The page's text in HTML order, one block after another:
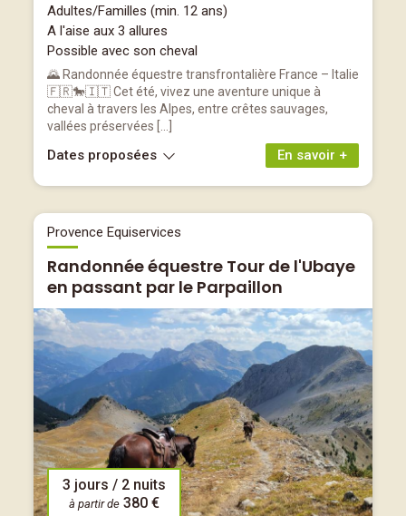
Adultes/Familles (min. 12 ans)
A l'aise aux 3 allures
Possible avec son cheval
🌄 Randonnée équestre transfrontalière France – Italie
🇫🇷🐎🇮🇹 Cet été, vivez une aventure unique à
cheval à travers les Alpes, entre crêtes sauvages,
vallées préservées […]
En savoir +
Dates proposées
Provence Equiservices
Randonnée équestre Tour de l'Ubaye
en passant par le Parpaillon
3 jours / 2 nuits
à partir de 380 €